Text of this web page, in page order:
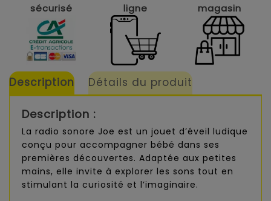
sécurisé
ligne
magasin
Description Détails du produit
Description :
La radio sonore Joe est un jouet d’éveil ludique
conçu pour accompagner bébé dans ses
premières découvertes. Adaptée aux petites
mains, elle invite à explorer les sons tout en
stimulant la curiosité et l’imaginaire.